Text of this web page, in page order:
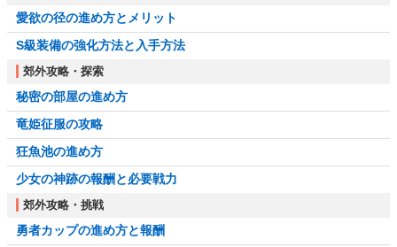
愛欲の径の進め方とメリット
S級装備の強化方法と入手方法
郊外攻略・探索
秘密の部屋の進め方
竜姫征服の攻略
狂魚池の進め方
少女の神跡の報酬と必要戦力
郊外攻略・挑戦
勇者カップの進め方と報酬